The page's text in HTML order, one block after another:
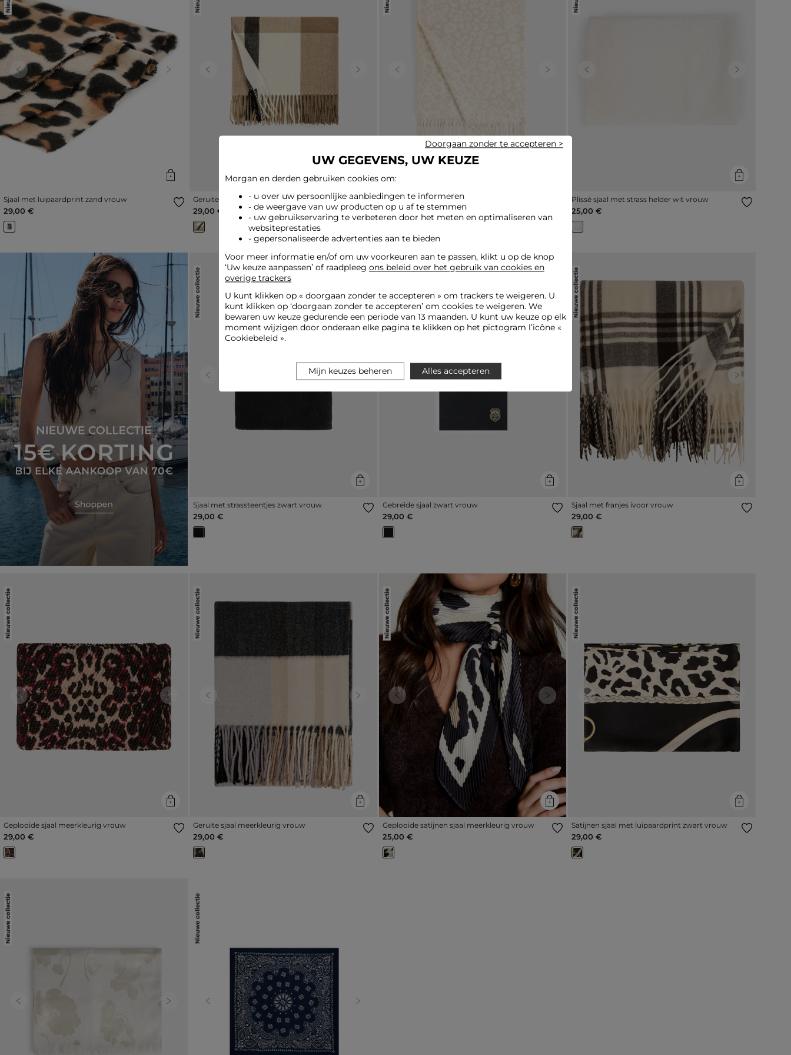
Previous Next
Sjaal met luipaardprint zand vrouw
29,00 €
Previous Next
Geruite sjaal zwart vrouw
29,00 €
Previous Next
Sjaal met luipaardprint ivoor vrouw
29,00 €
Previous Next
Plissé sjaal met strass helder wit vrouw
25,00 €
Nieuwe collectie
Previous Next
Sjaal met strassteentjes zwart vrouw
29,00 €
Nieuwe collectie
Previous
Gebreide sjaal zwart vrouw
29,00 €
Nieuwe collectie
Previous Next
Sjaal met franjes ivoor vrouw
29,00 €
Nieuwe collectie
Previous Next
Geplooide sjaal meerkleurig vrouw
29,00 €
Nieuwe collectie
Previous Next
Geruite sjaal meerkleurig vrouw
29,00 €
Nieuwe collectie
Previous Next
Geplooide satijnen sjaal meerkleurig vrouw
25,00 €
Nieuwe collectie
Previous Next
Satijnen sjaal met luipaardprint zwart vrouw
29,00 €
Nieuwe collectie
Previous Next
Nieuwe collectie
Previous Next
UW GEGEVENS, UW KEUZE
Morgan en derden gebruiken cookies om:
- u over uw persoonlijke aanbiedingen te informeren
- de weergave van uw producten op u af te stemmen
- uw gebruikservaring te verbeteren door het meten en optimaliseren van
websiteprestaties
- gepersonaliseerde advertenties aan te bieden
Voor meer informatie en/of om uw voorkeuren aan te passen, klikt u op de knop
‘Uw keuze aanpassen’ of raadpleeg ons beleid over het gebruik van cookies en
overige trackers
U kunt klikken op « doorgaan zonder te accepteren » om trackers te weigeren. U
kunt klikken op ‘doorgaan zonder te accepteren’ om cookies te weigeren. We
bewaren uw keuze gedurende een periode van 13 maanden. U kunt uw keuze op elk
moment wijzigen door onderaan elke pagina te klikken op het pictogram l’icône «
Cookiebeleid ».
Mijn keuzes beheren
Doorgaan zonder te accepteren >
Alles accepteren